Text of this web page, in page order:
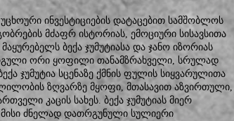
ინვესტიციების დატაცებით სამშობლოს
მძაფრ ისტორიას, ემოციური სისავსითა
ბექა ჯუმუტიასა და ჯანო იზორიას
ორი ყოფილი თანამზრახველი, სრულად
ჯუმუტია სცენაზე ქმნის ფულის სიყვარულითა
ზღვარზე მყოფი, მთასავით აზვირთული,
კაცის სახეს. ბექა ჯუმუტიას მიერ
მისი ძნელად დათრგუნული სულიერი